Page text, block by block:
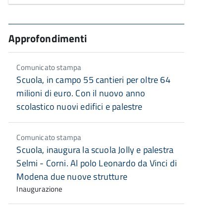
Approfondimenti
Comunicato stampa
Scuola, in campo 55 cantieri per oltre 64
milioni di euro. Con il nuovo anno
scolastico nuovi edifici e palestre
Comunicato stampa
Scuola, inaugura la scuola Jolly e palestra
Selmi - Corni. Al polo Leonardo da Vinci di
Modena due nuove strutture
Inaugurazione